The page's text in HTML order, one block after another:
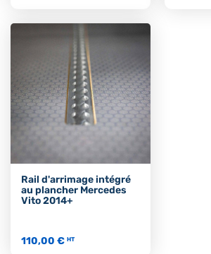
Rail d'arrimage intégré
au plancher Mercedes
Vito 2014+
110,00 € HT